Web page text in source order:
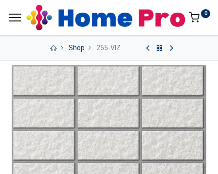
0
Shop 255-VIZ